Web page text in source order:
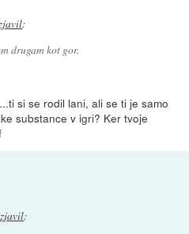
:
drugam kot gor.
si se rodil lani, ali se ti je samo
substance v igri? Ker tvoje
: